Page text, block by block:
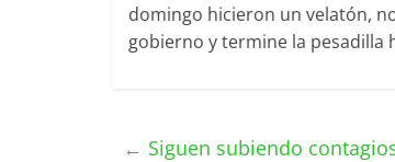
domingo hicieron un velatón,
gobierno y termine la pesadilla
← Siguen subiendo